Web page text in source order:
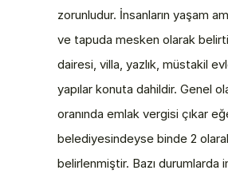
zorunludur. İnsanların yaşam
ve tapuda mesken olarak
dairesi, villa, yazlık, müstakil
yapılar konuta dahildir. Genel
oranında emlak vergisi çıkar
belediyesindeyse binde 2
belirlenmiştir. Bazı durumlarda